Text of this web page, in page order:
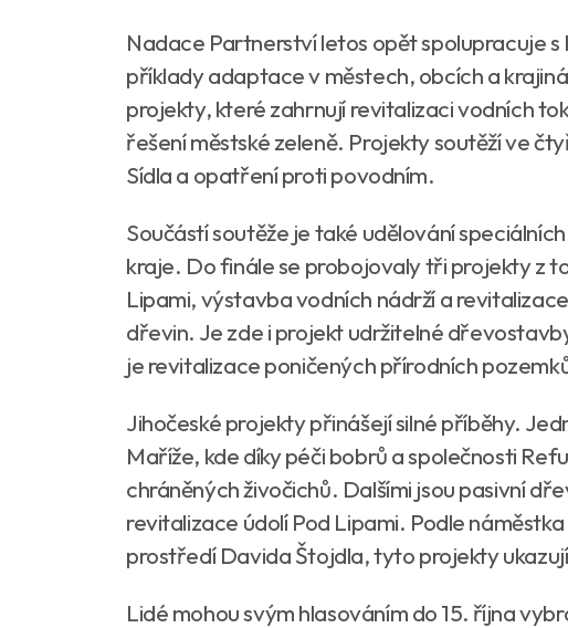
Nadace Partnerství letos opět spolupracuje
příklady adaptace v městech, obcích a
projekty, které zahrnují revitalizaci vodních
řešení městské zeleně. Projekty soutěží ve
Sídla a opatření proti povodním.
Součástí soutěže je také udělování
kraje. Do finále se probojovaly tři projekty z
Lipami, výstavba vodních nádrží a
dřevin. Je zde i projekt udržitelné
je revitalizace poničených přírodních
Jihočeské projekty přinášejí silné příběhy.
Maříže, kde díky péči bobrů a společnosti
chráněných živočichů. Dalšími jsou pasivní
revitalizace údolí Pod Lipami. Podle
prostředí Davida Štojdla, tyto projekty
Lidé mohou svým hlasováním do 15. října